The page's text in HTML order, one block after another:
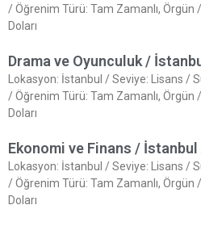
/ Öğrenim Türü: Tam Zamanlı, Örgün
Doları
Drama ve Oyunculuk /
Lokasyon: İstanbul / Seviye: Lisans /
/ Öğrenim Türü: Tam Zamanlı, Örgün
Doları
Ekonomi ve Finans /
Lokasyon: İstanbul / Seviye: Lisans /
/ Öğrenim Türü: Tam Zamanlı, Örgün
Doları